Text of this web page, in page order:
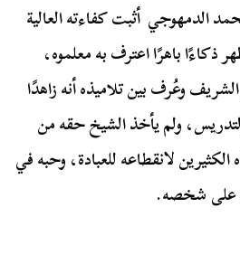
الدمهوجي أثبت كفاءته العالية
ذكاءًا باهرًا اعترف به معلموه،
وعُرف بين تلاميذه أنه زاهدًا
ولم يأخذ الشيخ حقه من
الكثيرين لانقطاعه للعبادة، وحبه في
على شخصه.